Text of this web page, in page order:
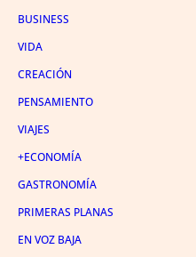
BUSINESS
VIDA
CREACIÓN
PENSAMIENTO
VIAJES
+ECONOMÍA
GASTRONOMÍA
PRIMERAS PLANAS
EN VOZ BAJA